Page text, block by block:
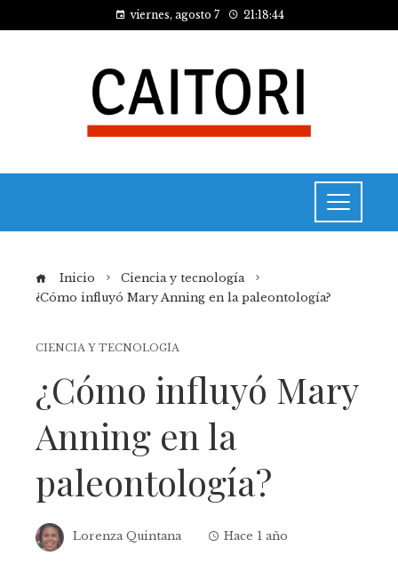
viernes, agosto 7 21:18:44
Inicio
Ciencia y tecnología
¿Cómo influyó Mary Anning en la paleontología?
CIENCIA Y TECNOLOGÍA
¿Cómo influyó Mary
Anning en la
paleontología?
Lorenza Quintana Hace 1 año